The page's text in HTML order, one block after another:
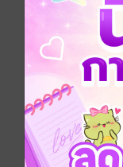
หนังสือเล่มนี้นำเ
คอมพิวเตอร์เพื่
ระบบเครือข่าย
Software-
การใช้งานเครื
โปรแกรมได้ ร
Multiprotocol